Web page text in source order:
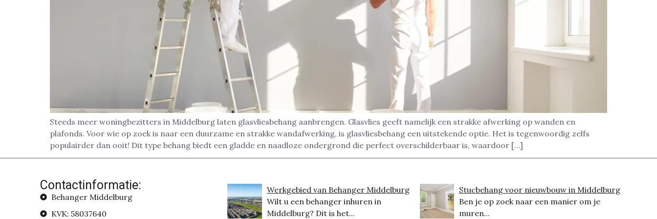
Steeds meer woningbezitters in Middelburg laten glasvliesbehang aanbrengen. Glasvlies geeft namelijk een strakke afwerking op wanden en
plafonds. Voor wie op zoek is naar een duurzame en strakke wandafwerking, is glasvliesbehang een uitstekende optie. Het is tegenwoordig zelfs
populairder dan ooit! Dit type behang biedt een gladde en naadloze ondergrond die perfect overschilderbaar is, waardoor […]
Contactinformatie:
Behanger Middelburg
KVK: 58037640
Werkgebied van Behanger Middelburg
Wilt u een behanger inhuren in
Middelburg? Dit is het...
Stucbehang voor nieuwbouw in Middelburg
Ben je op zoek naar een manier om je
muren...